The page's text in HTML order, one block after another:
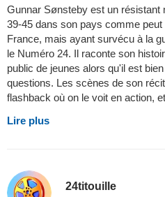
Gunnar Sønsteby est un résistant
39-45 dans son pays comme
France, mais ayant survécu à la
le Numéro 24. Il raconte son
public de jeunes alors qu'il est
questions. Les scènes de son
flashback où on le voit en action,
Lire plus
24titouille